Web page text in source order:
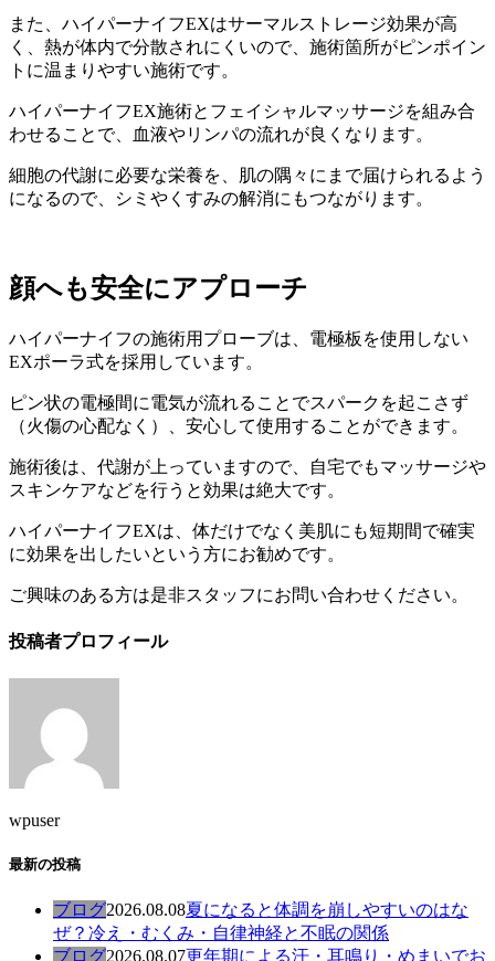
また、ハイパーナイフEXはサーマルストレージ効果が高
く、熱が体内で分散されにくいので、施術箇所がピンポイン
トに温まりやすい施術です。
ハイパーナイフEX施術とフェイシャルマッサージを組み合
わせることで、血液やリンパの流れが良くなります。
細胞の代謝に必要な栄養を、肌の隅々にまで届けられるよう
になるので、シミやくすみの解消にもつながります。
顔へも安全にアプローチ
ハイパーナイフの施術用プローブは、電極板を使用しない
EXポーラ式を採用しています。
ピン状の電極間に電気が流れることでスパークを起こさず
（火傷の心配なく）、安心して使用することができます。
施術後は、代謝が上っていますので、自宅でもマッサージや
スキンケアなどを行うと効果は絶大です。
ハイパーナイフEXは、体だけでなく美肌にも短期間で確実
に効果を出したいという方にお勧めです。
ご興味のある方は是非スタッフにお問い合わせください。
投稿者プロフィール
wpuser
最新の投稿
ブログ2026.08.08夏になると体調を崩しやすいのはな
ぜ？冷え・むくみ・自律神経と不眠の関係
ブログ2026.08.07更年期による汗・耳鳴り・めまいでお